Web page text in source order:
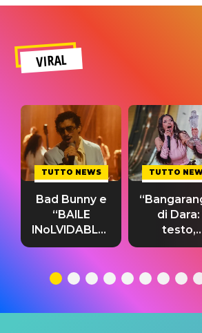
VIRAL
TUTTO NEWS
Bad Bunny e
“BAILE
INoLVIDABLE”:
testo,
significato
TUTTO
di Dara:
testo,
del